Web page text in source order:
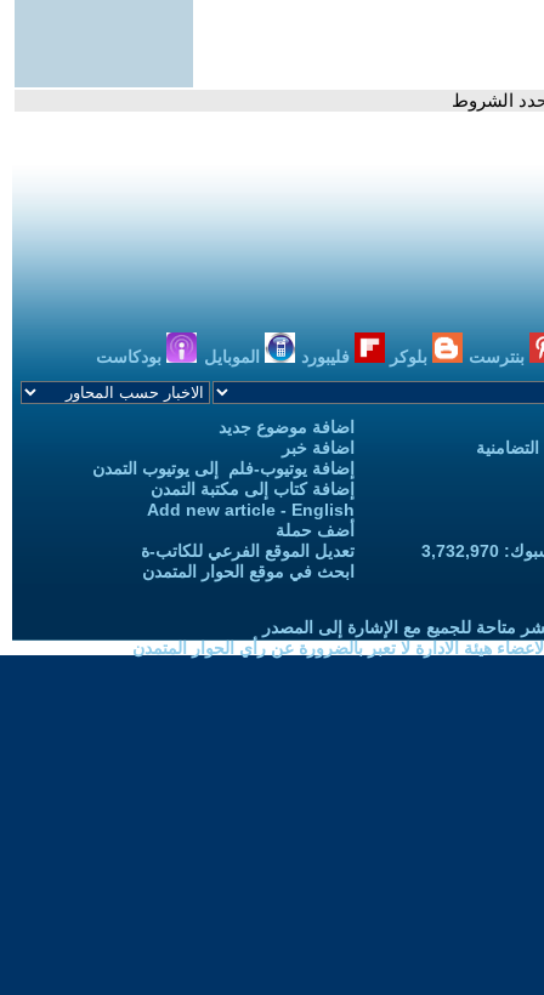
الشروط
بنترست بلوكر فليبورد الموبايل بودكاست
اضافة موضوع جديد
اضافة خبر
إضافة يوتيوب-فلم إلى يوتيوب التمدن
إضافة كتاب إلى مكتبة التمدن
Add new article - English
أضف حملة
تعديل الموقع الفرعي للكاتب-ة
ابحث في موقع الحوار المتمدن
متاحة للجميع مع الإشارة إلى المصدر
هيئة الادارة لا تعبر بالضرورة عن رأي الحوار المتمدن